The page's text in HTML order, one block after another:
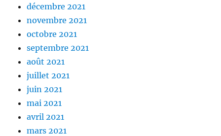
décembre 2021
novembre 2021
octobre 2021
septembre 2021
août 2021
juillet 2021
juin 2021
mai 2021
avril 2021
mars 2021